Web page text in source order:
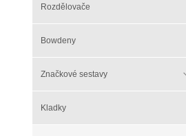
Rozdělovače
Bowdeny
Značkové sestavy
Kladky